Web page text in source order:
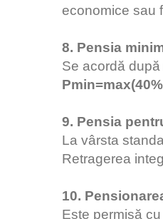
economice sau
8. Pensia
Se acordă
9. Pensia
La vârsta
Retragerea
10.
Este permisă